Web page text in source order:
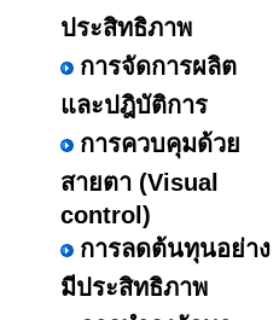
ประสิทธิภาพ
การจัดการผลิต
และปฎิบัติการ
การควบคุมด้วย
สายตา (Visual
control)
การลดต้นทุนอย่าง
มีประสิทธิภาพ